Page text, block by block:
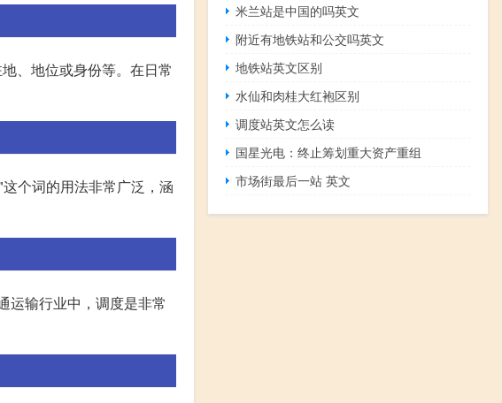
、地位或身份等。在日常
这个词的用法非常广泛，涵
运输行业中，调度是非常
米兰站是中国的吗英文
附近有地铁站和公交吗英文
地铁站英文区别
水仙和肉桂大红袍区别
调度站英文怎么读
国星光电：终止筹划重大资产重组
市场街最后一站 英文